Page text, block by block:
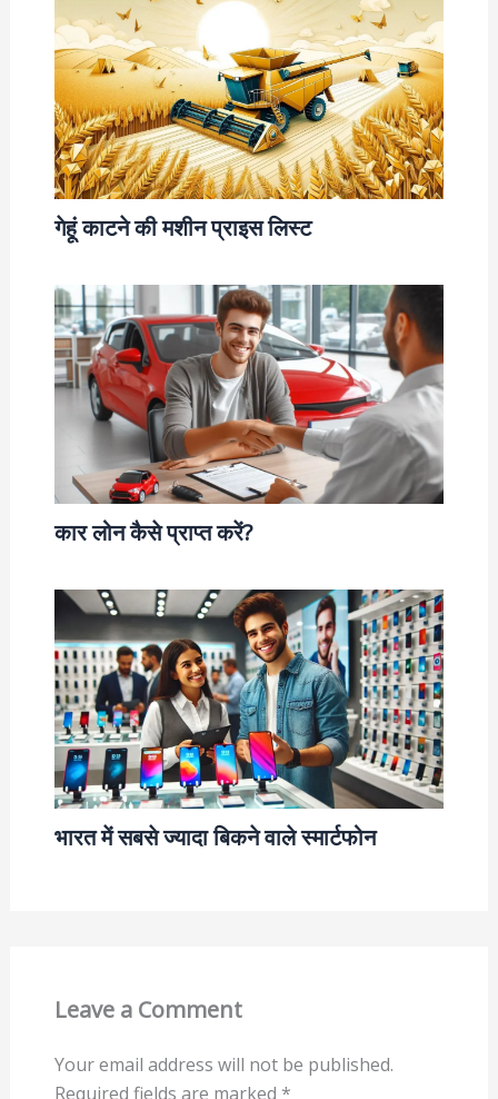
गेहूं काटने की मशीन प्राइस लिस्ट
कार लोन कैसे प्राप्त करें?
भारत में सबसे ज्यादा बिकने वाले स्मार्टफोन
Leave a Comment
Your email address will not be published.
Required fields are marked *